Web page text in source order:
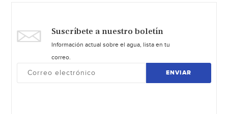
Suscríbete a nuestro boletín
Información actual sobre el agua, lista en tu
correo.
ENVIAR